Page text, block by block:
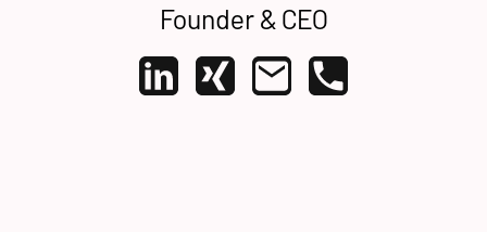
Founder& CEO